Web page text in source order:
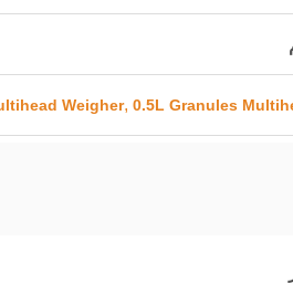
Weigher, 0.5L Granules